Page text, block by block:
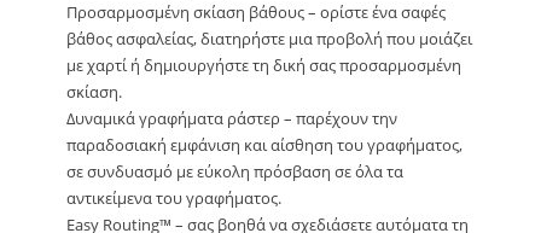
Προσαρμοσμένη σκίαση βάθους – ορίστε ένα σαφές
βάθος ασφαλείας, διατηρήστε μια προβολή που μοιάζει
με χαρτί ή δημιουργήστε τη δική σας προσαρμοσμένη
σκίαση.
Δυναμικά γραφήματα ράστερ – παρέχουν την
παραδοσιακή εμφάνιση και αίσθηση του γραφήματος,
σε συνδυασμό με εύκολη πρόσβαση σε όλα τα
αντικείμενα του γραφήματος.
Easy Routing™ – σας βοηθά να σχεδιάσετε αυτόματα τη